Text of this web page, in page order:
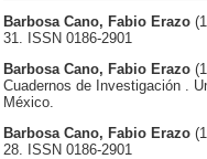
Barbosa Cano, Fabio Erazo
31. ISSN 0186-2901
Barbosa Cano, Fabio Erazo
Cuadernos de Investigación .
México.
Barbosa Cano, Fabio Erazo
28. ISSN 0186-2901